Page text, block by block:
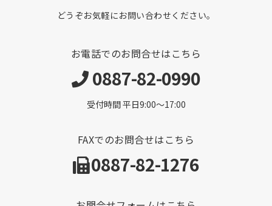
どうぞお気軽にお問い合わせください。
お電話でのお問合せはこちら
0887-82-0990
受付時間 平日9:00〜17:00
FAXでのお問合せはこちら
0887-82-1276